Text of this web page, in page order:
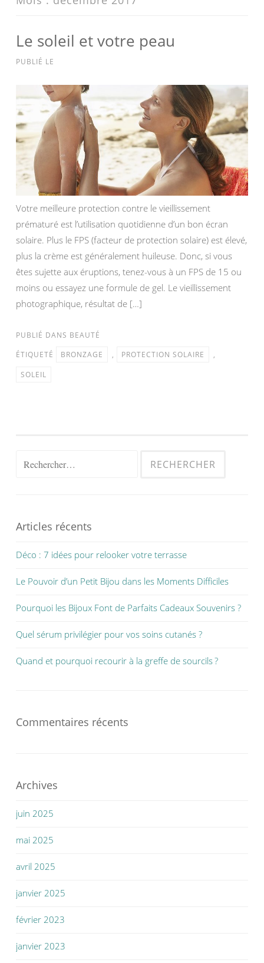
Le soleil et votre peau
PUBLIÉ LE
Votre meilleure protection contre le vieillissement
prématuré est l’utilisation quotidienne d’un bon écran
solaire. Plus le FPS (facteur de protection solaire) est élevé,
plus la crème est généralement huileuse. Donc, si vous
êtes sujette aux éruptions, tenez-vous à un FPS de 15 ou
moins ou essayez une formule de gel. Le vieillissement
photographique, résultat de […]
PUBLIÉ DANS BEAUTÉ
ÉTIQUETÉ
BRONZAGE , PROTECTION SOLAIRE
,
SOLEIL
Rechercher :
Articles récents
Déco : 7 idées pour relooker votre terrasse
Le Pouvoir d’un Petit Bijou dans les Moments Difficiles
Pourquoi les Bijoux Font de Parfaits Cadeaux Souvenirs ?
Quel sérum privilégier pour vos soins cutanés ?
Quand et pourquoi recourir à la greffe de sourcils ?
Commentaires récents
Archives
juin 2025
mai 2025
avril 2025
janvier 2025
février 2023
janvier 2023